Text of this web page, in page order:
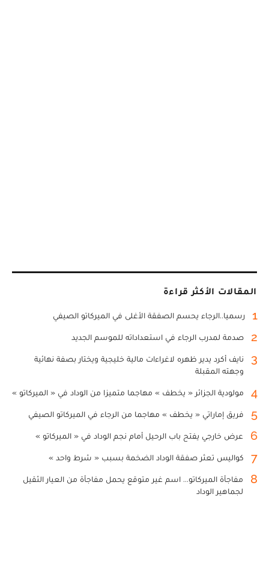
المقالات الأكثر قراءة
1 رسميا..الرجاء يحسم الصفقة الأغلى في الميركاتو الصيفي
2 صدمة لمدرب الرجاء في استعداداته للموسم الجديد
3
نايف أكرد يدير ظهره لاغراءات مالية خليجية ويختار بصفة نهائية
وجهته المقبلة
4 مولودية الجزائر « يخطف » مهاجما متميزا من الوداد في « الميركاتو »
5 فريق إماراتي « يخطف » مهاجما من الرجاء في الميركاتو الصيفي
6 عرض خارجي يفتح باب الرحيل أمام نجم الوداد في « الميركاتو »
7 كواليس تعثر صفقة الوداد الضخمة بسبب « شرط واحد »
8
مفاجأة الميركاتو... اسم غير متوقع يحمل مفاجأة من العيار الثقيل
لجماهير الوداد